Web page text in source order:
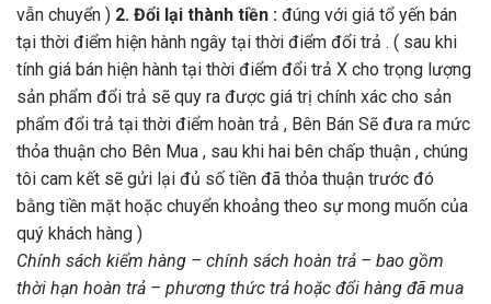
vẫn chuyển ) 2. Đổi lại thành tiền : đúng với giá tổ yến bán
tại thời điểm hiện hành ngây tại thời điểm đổi trả . ( sau khi
tính giá bán hiện hành tại thời điểm đổi trả X cho trọng lượng
sản phẩm đổi trả sẽ quy ra được giá trị chính xác cho sản
phẩm đổi trả tại thời điểm hoàn trả , Bên Bán Sẽ đưa ra mức
thỏa thuận cho Bên Mua , sau khi hai bên chấp thuận , chúng
tôi cam kết sẽ gửi lại đủ số tiền đã thỏa thuận trước đó
bằng tiền mặt hoặc chuyển khoảng theo sự mong muốn của
quý khách hàng )
Chính sách kiểm hàng – chính sách hoàn trả – bao gồm
thời hạn hoàn trả – phương thức trả hoặc đổi hàng đã mua